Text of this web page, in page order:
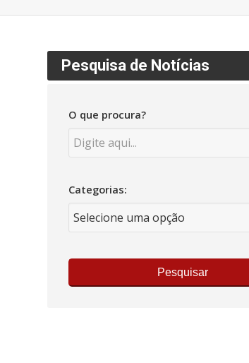
Pesquisa de Notícias
O que procura?
Categorias:
Pesquisar